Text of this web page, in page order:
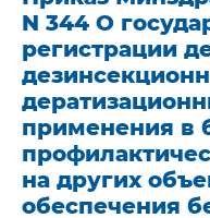
N 344 О
регистрации
применения в
на других
обеспечения